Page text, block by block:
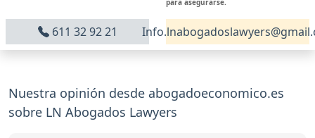
para asegurarse.
611 32 92 21
Nuestra opinión desde abogadoeconomico.es
sobre LN Abogados Lawyers